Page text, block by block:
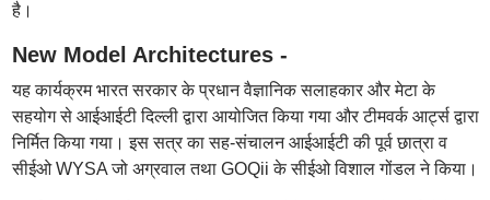
है।
New Model Architectures -
यह कार्यक्रम भारत सरकार के प्रधान वैज्ञानिक सलाहकार और मेटा के
सहयोग से आईआईटी दिल्ली द्वारा आयोजित किया गया और टीमवर्क आर्ट्स द्वारा
निर्मित किया गया। इस सत्र का सह-संचालन आईआईटी की पूर्व छात्रा व
सीईओ WYSA जो अग्रवाल तथा GOQii के सीईओ विशाल गोंडल ने किया।